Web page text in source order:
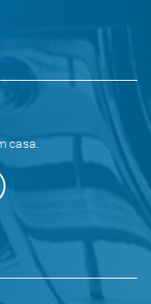
casa.